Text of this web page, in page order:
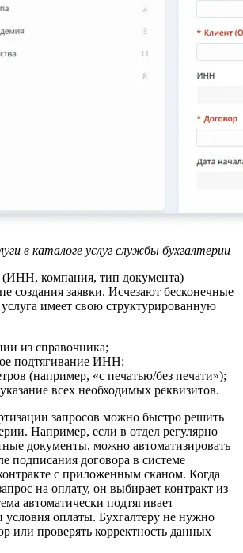
в каталоге услуг службы бухгалтерии
(ИНН, компания, тип документа)
создания заявки. Исчезают бесконечные
имеет свою структурированную
из справочника;
подтягивание ИНН;
(например, «с печатью/без печати»);
всех необходимых реквизитов.
запросов можно быстро решить
Например, если в отдел регулярно
документы, можно автоматизировать
подписания договора в системе
с приложенным сканом. Когда
на оплату, он выбирает контракт из
автоматически подтягивает
оплаты. Бухгалтеру не нужно
или проверять корректность данных